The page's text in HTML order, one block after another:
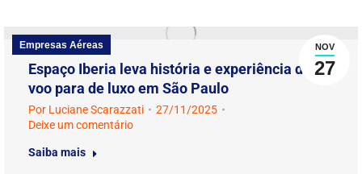
NOV
27
Empresas Aéreas
Espaço Iberia leva história e experiência de
voo para de luxo em São Paulo
Por Luciane Scarazzati
27/11/2025
Deixe um comentário
Saiba mais